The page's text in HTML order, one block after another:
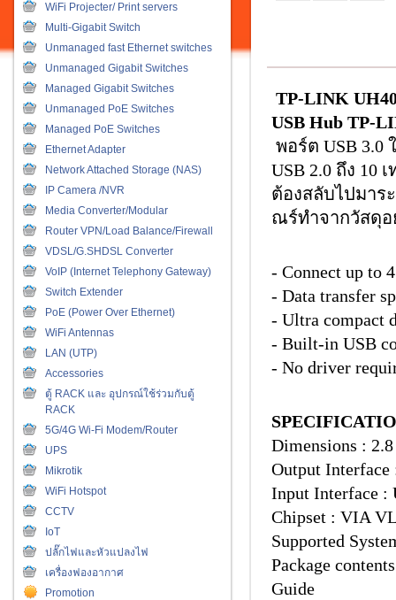
WiFi Projecter/ Print servers
Multi-Gigabit Switch
Unmanaged fast Ethernet switches
Unmanaged Gigabit Switches
Managed Gigabit Switches
Unmanaged PoE Switches
Managed PoE Switches
Ethernet Adapter
Network Attached Storage (NAS)
IP Camera /NVR
Media Converter/Modular
Router VPN/Load Balance/Firewall
VDSL/G.SHDSL Converter
VoIP (Internet Telephony Gateway)
Switch Extender
PoE (Power Over Ethernet)
WiFi Antennas
LAN (UTP)
Accessories
ตู้ RACK และ อุปกรณ์ใช้ร่วมกับตู้
RACK
5G/4G Wi-Fi Modem/Router
UPS
Mikrotik
WiFi Hotspot
CCTV
IoT
ปลั๊กไฟและหัวแปลงไฟ
เครื่องฟองอากาศ
Promotion
TP-LINK
USB Hub TP-
พอร์ต USB 3.0
USB 2.0 ถึง
ต้องสลับไปมาร
ณร์ทำจากวัสดุอ
- Connect up to
- Data transfer
- Ultra compact
- Built-in USB
- No driver
Dimensions :
Output Interface
Input Interface :
Chipset : VIA
Supported
Package
Guide